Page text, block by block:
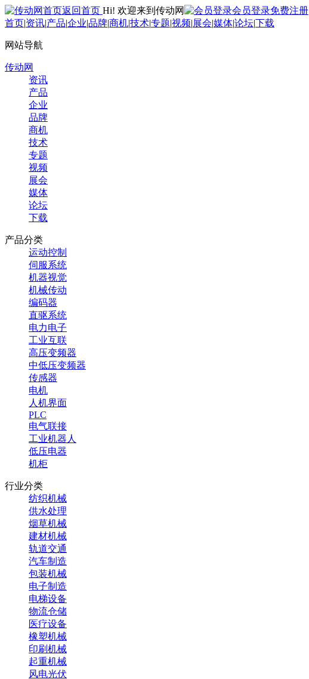
返回首页 Hi! 欢迎来到传动网 会员登录免费注册
首页|资讯|产品|企业|品牌|商机|技术|专题|视频|展会|媒体|论坛|下载
网站导航
传动网
资讯
产品
企业
品牌
商机
技术
专题
视频
展会
媒体
论坛
下载
产品分类
运动控制
伺服系统
机器视觉
机械传动
编码器
直驱系统
电力电子
工业互联
高压变频器
中低压变频器
传感器
电机
人机界面
PLC
电气联接
工业机器人
低压电器
机柜
行业分类
纺织机械
供水处理
烟草机械
建材机械
轨道交通
汽车制造
包装机械
电子制造
电梯设备
物流仓储
医疗设备
橡塑机械
印刷机械
起重机械
风电光伏